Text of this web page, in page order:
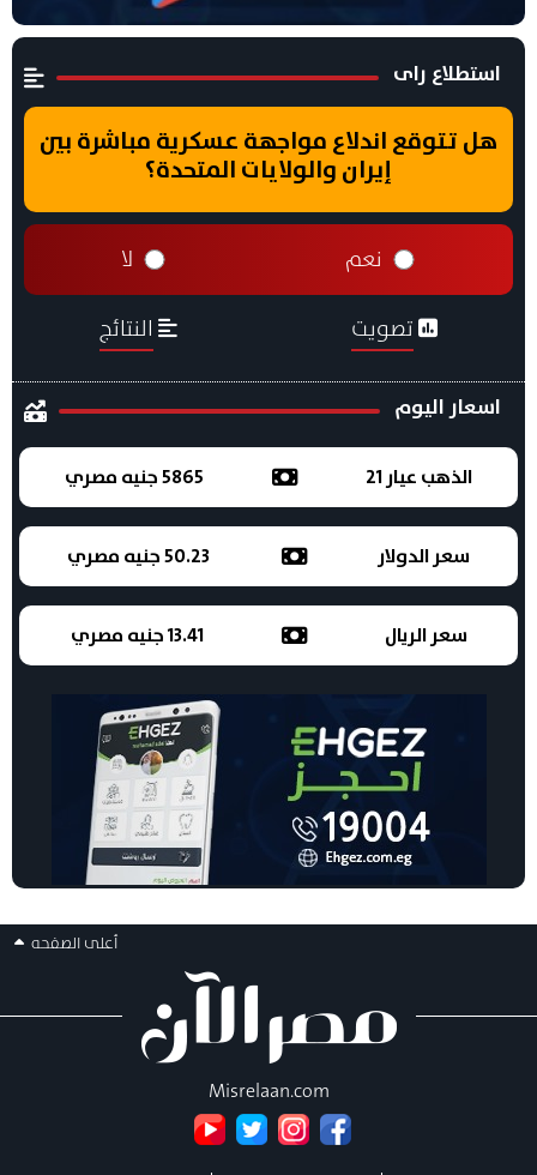
استطلاع راى
هل تتوقع اندلاع مواجهة عسكرية مباشرة بين
إيران والولايات المتحدة؟
نعم لا
تصويت النتائج
اسعار اليوم
الذهب عيار 21 5865 جنيه مصري
سعر الدولار 50.23 جنيه مصري
سعر الريال 13.41 جنيه مصري
أعلى الصفحه
Misrelaan.com